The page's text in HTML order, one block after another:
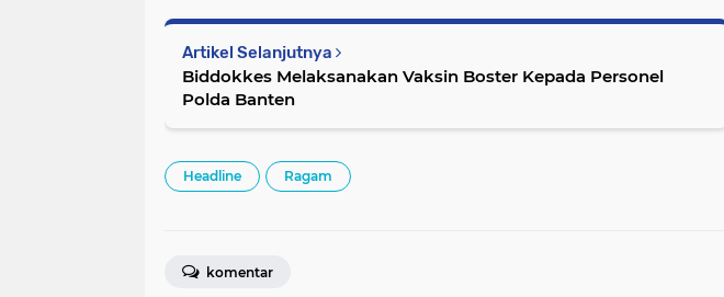
Artikel Selanjutnya
Biddokkes Melaksanakan Vaksin Boster Kepada Personel
Polda Banten
Headline Ragam
komentar